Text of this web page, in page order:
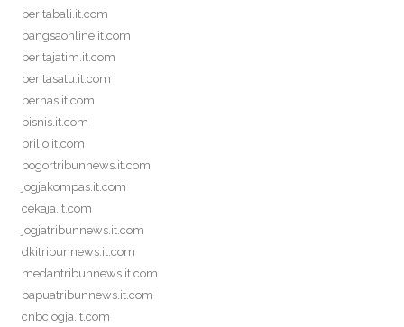
beritabali.it.com
bangsaonline.it.com
beritajatim.it.com
beritasatu.it.com
bernas.it.com
bisnis.it.com
brilio.it.com
bogortribunnews.it.com
jogjakompas.it.com
cekaja.it.com
jogjatribunnews.it.com
dkitribunnews.it.com
medantribunnews.it.com
papuatribunnews.it.com
cnbcjogja.it.com